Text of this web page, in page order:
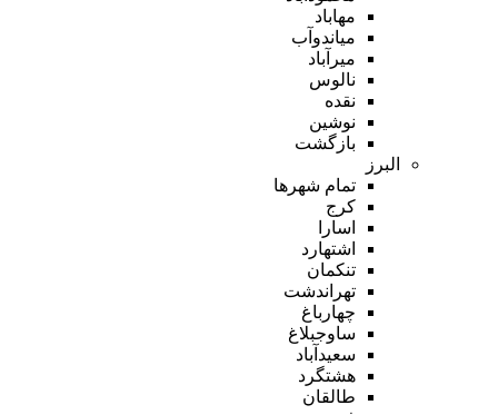
مهاباد
میاندوآب
میرآباد
نالوس
نقده
نوشین
بازگشت
البرز
تمام شهر‌ها
کرج
اسارا
اشتهارد
تنکمان
تهراندشت
چهارباغ
ساوجبلاغ
سعیدآباد
هشتگرد
طالقان